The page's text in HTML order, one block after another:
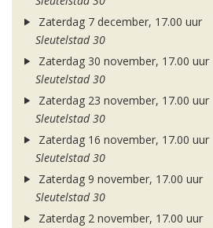
Zaterdag 7 december, 17.00 uur
Sleutelstad 30
Zaterdag 30 november, 17.00 uur
Sleutelstad 30
Zaterdag 23 november, 17.00 uur
Sleutelstad 30
Zaterdag 16 november, 17.00 uur
Sleutelstad 30
Zaterdag 9 november, 17.00 uur
Sleutelstad 30
Zaterdag 2 november, 17.00 uur